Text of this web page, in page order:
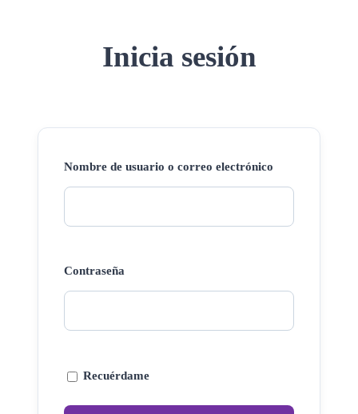
Inicia sesión
Nombre de usuario o correo electrónico
Contraseña
Recuérdame